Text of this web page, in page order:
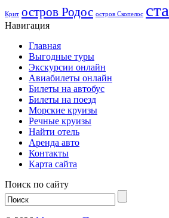
Крит остров Родос остров Скопелос
Навигация
Главная
Выгодные туры
Экскурсии онлайн
Авиабилеты онлайн
Билеты на автобус
Билеты на поезд
Морские круизы
Речные круизы
Найти отель
Аренда авто
Контакты
Карта сайта
Поиск по сайту